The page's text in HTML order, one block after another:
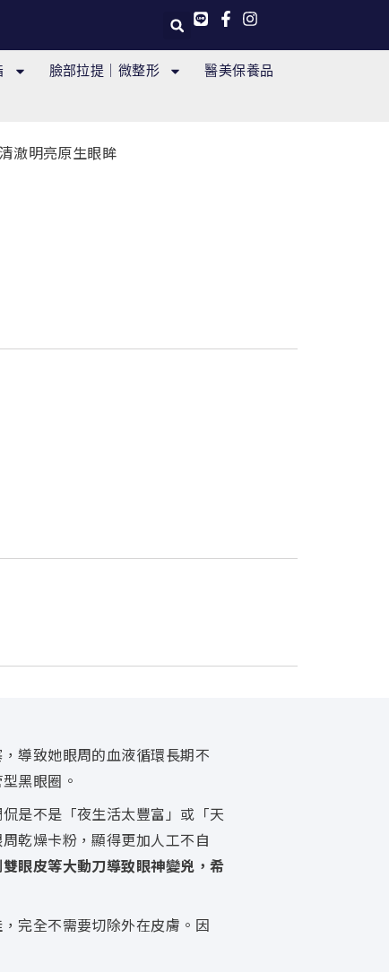
臉部拉提｜微整形 醫美保養品
澈明亮原生眼眸
導致她眼周的血液循環長期不
黑眼圈。
是不是「夜生活太豐富」或「天
乾燥卡粉，顯得更加人工不自
眼皮等大動刀導致眼神變兇，希
完全不需要切除外在皮膚。因